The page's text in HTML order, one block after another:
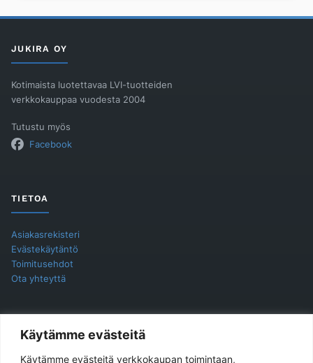
Käytämme evästeitä
Käytämme evästeitä verkkokaupan toimintaan,
määrä
JUKIRA OY
Kotimaista luotettavaa LVI-tuotteiden
verkkokauppaa vuodesta 2004
Tutustu myös
Facebook
TIETOA
Asiakasrekisteri
Evästekäytäntö
Toimitusehdot
Ota yhteyttä
YHTEYSTIEDOT